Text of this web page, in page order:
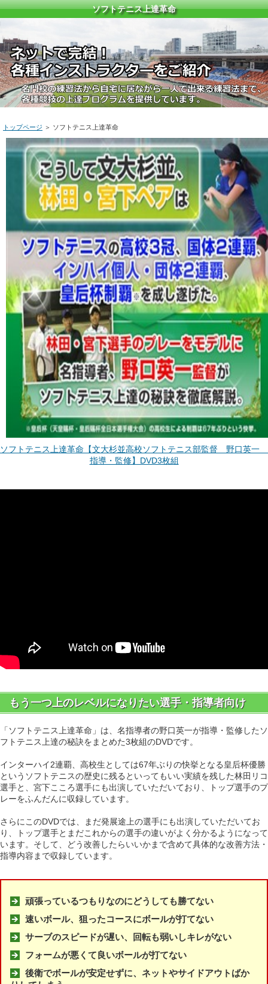
ソフトテニス上達革命
トップページ ＞ ソフトテニス上達革命
ソフトテニス上達革命【文大杉並高校ソフトテニス部監督 野口英一
指導・監修】DVD3枚組
もう一つ上のレベルになりたい選手・指導者向け
「ソフトテニス上達革命」は、名指導者の野口英一が指導・監修したソ
フトテニス上達の秘訣をまとめた3枚組のDVDです。
インターハイ2連覇、高校生としては67年ぶりの快挙となる皇后杯優勝
というソフトテニスの歴史に残るといってもいい実績を残した林田リコ
選手と、宮下こころ選手にも出演していただいており、トップ選手のプ
レーをふんだんに収録しています。
さらにこのDVDでは、まだ発展途上の選手にも出演していただいてお
り、トップ選手とまだこれからの選手の違いがよく分かるようになって
います。そして、どう改善したらいいかまで含めて具体的な改善方法・
指導内容まで収録しています。
頑張っているつもりなのにどうしても勝てない
速いボール、狙ったコースにボールが打てない
サーブのスピードが遅い、回転も弱いしキレがない
フォームが悪くて良いボールが打てない
後衛でボールが安定せずに、ネットやサイドアウトばか